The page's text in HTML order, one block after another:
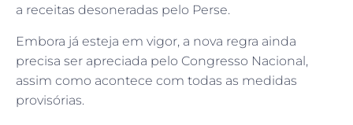
a receitas desoneradas pelo Perse.
Embora já esteja em vigor, a nova regra ainda
precisa ser apreciada pelo Congresso Nacional,
assim como acontece com todas as medidas
provisórias.